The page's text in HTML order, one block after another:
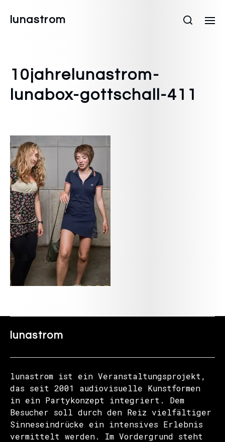
lunastrom
10jahrelunastrom-
lunabox-gottschall-411
lunastrom
lunastrom ist ein Veranstaltungsprojekt,
das seit 2001 audiovisuelle Kunstformen
in ein Partykonzept integriert. Dem
Besucher soll durch den Reiz vielfältiger
Sinneseindrücke ein intensives Erlebnis
vermittelt werden. Im Vordergrund steht